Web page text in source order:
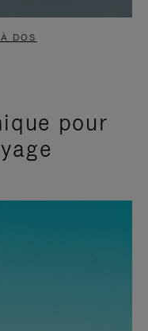
DOS
pour